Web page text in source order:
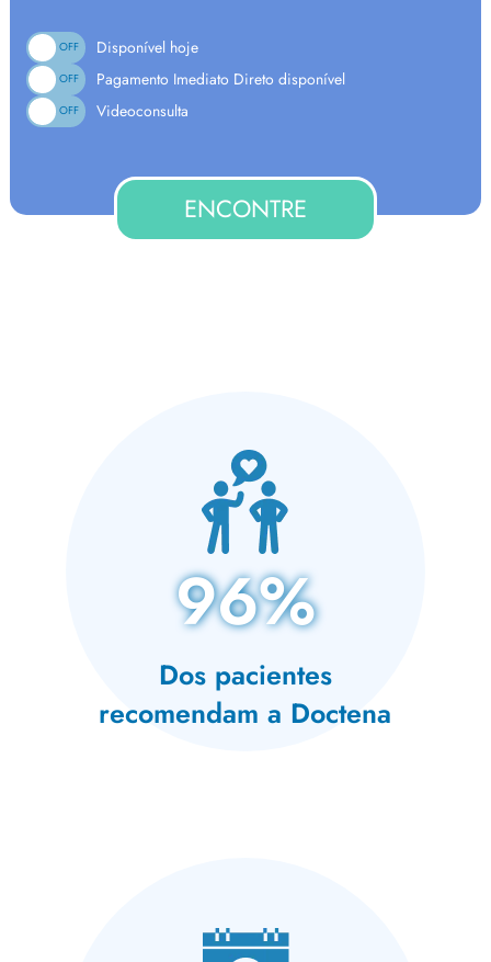
OFF Disponível hoje
OFF Pagamento Imediato Direto disponível
OFF Videoconsulta
ENCONTRE
96%
Dos pacientes
recomendam a Doctena